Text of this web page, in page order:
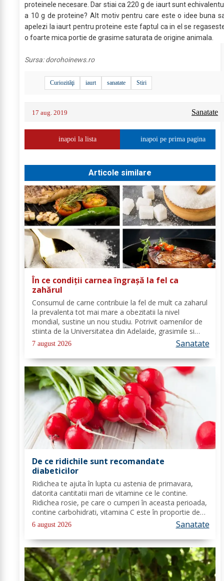
proteinele necesare. Dar stiai ca 220 g de iaurt sunt
a 10 g de proteine? Alt motiv pentru care este o idee buna
apelezi la iaurt pentru proteine este faptul ca in el se
o foarte mica portie de grasime saturata de origine animala.
Sursa:dorohoinews.ro
Curiozităţi iaurt sanatate Stiri
17 aug. 2019 Sanatate
inapoi la lista inapoi pe prima pagina
Articole similare
În ce condiții carnea îngrașă la fel ca
zahărul
Consumul de carne contribuie la fel de mult ca zaharul
la prevalenta tot mai mare a obezitatii la nivel
mondial, sustine un nou studiu. Potrivit oamenilor de
stiinta de la Universitatea din Adelaide, grasimile si
carbohidratii ne pot oferi suficienta energie pentru a
satisface cererile...
7 august 2026 Sanatate
De ce ridichile sunt recomandate
diabeticilor
Ridichea te ajuta în lupta cu astenia de primavara,
datorita cantitatii mari de vitamine ce le contine.
Ridichea rosie, pe care o cumperi în aceasta perioada,
contine carbohidrati, vitamina C este în proportie de
25%, vitamina B, acid folic, potasiu, magneziu si multe
alte componente ce-ti sunt de...
6 august 2026 Sanatate